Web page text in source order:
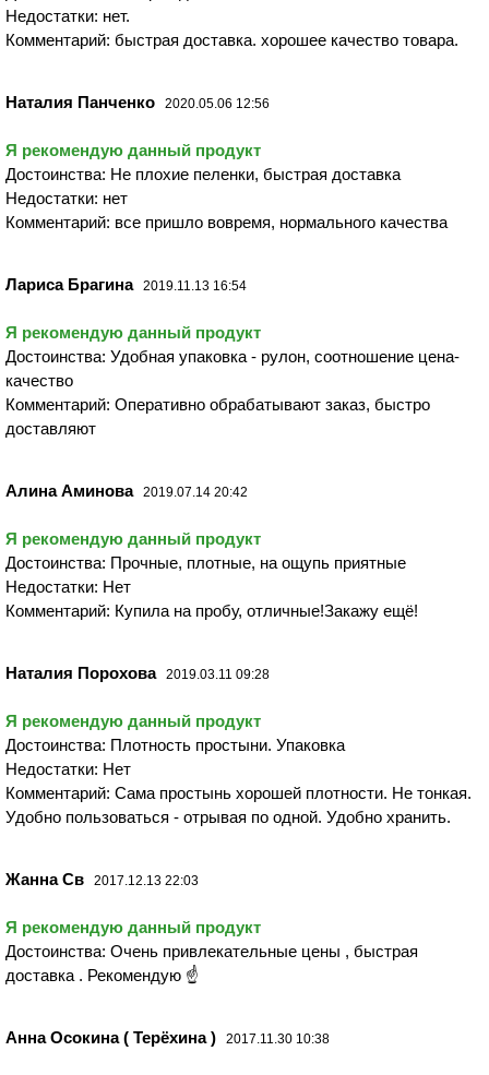
Недостатки: нет.
Комментарий: быстрая доставка. хорошее качество товара.
Наталия Панченко 2020.05.06 12:56
Я рекомендую данный продукт
Достоинства: Не плохие пеленки, быстрая доставка
Недостатки: нет
Комментарий: все пришло вовремя, нормального качества
Лариса Брагина 2019.11.13 16:54
Я рекомендую данный продукт
Достоинства: Удобная упаковка - рулон, соотношение цена-
качество
Комментарий: Оперативно обрабатывают заказ, быстро
доставляют
Алина Аминова 2019.07.14 20:42
Я рекомендую данный продукт
Достоинства: Прочные, плотные, на ощупь приятные
Недостатки: Нет
Комментарий: Купила на пробу, отличные!Закажу ещё!
Наталия Порохова 2019.03.11 09:28
Я рекомендую данный продукт
Достоинства: Плотность простыни. Упаковка
Недостатки: Нет
Комментарий: Сама простынь хорошей плотности. Не тонкая.
Удобно пользоваться - отрывая по одной. Удобно хранить.
Жанна Св 2017.12.13 22:03
Я рекомендую данный продукт
Достоинства: Очень привлекательные цены , быстрая
доставка . Рекомендую ☝️
Анна Осокина ( Терёхина ) 2017.11.30 10:38